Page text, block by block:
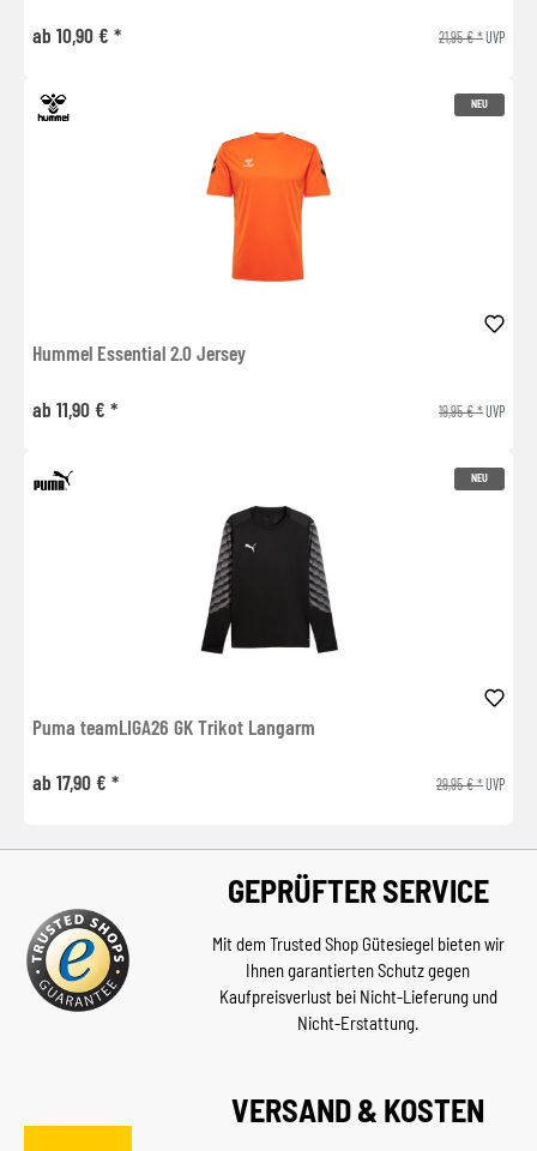
ab 10,90 € * 21,95 € *UVP
NEU
Hummel Essential 2.0 Jersey
ab 11,90 € * 19,95 € *UVP
NEU
Puma teamLIGA26 GK Trikot Langarm
ab 17,90 € * 29,95 € *UVP
GEPRÜFTER SERVICE
Mit dem Trusted Shop Gütesiegel bieten wir
Ihnen garantierten Schutz gegen
Kaufpreisverlust bei Nicht-Lieferung und
Nicht-Erstattung.
VERSAND & KOSTEN